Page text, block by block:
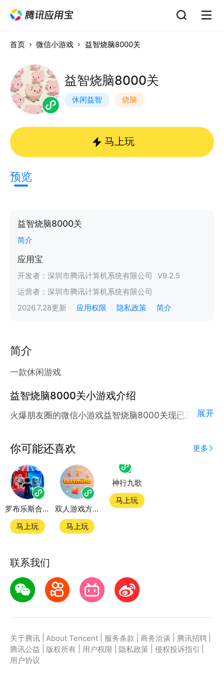
首页 微信小游戏 益智烧脑8000关
益智烧脑8000关
休闲益智 烧脑
马上玩
预览
益智烧脑8000关
简介
应用宝
开发者： 深圳市腾讯计算机系统有限公司 V9.2.5
运营者： 深圳市腾讯计算机系统有限公司
2026.7.28更新 应用权限 隐私政策 简介
简介
一款休闲游戏
益智烧脑8000关小游戏介绍
火爆朋友圈的微信小游戏益智烧脑8000关现已正式登
应用宝为腾讯官方游戏平台，收录海量正版授权的高热
度精品小游戏。直接搜索或者在小游戏 tab 发现热门
益智烧脑8000关小游戏双平台畅玩
官方授权，在电脑上和手机上双端都能直接畅玩微信小
游戏
第一步：点击下载应用宝客户端，第二步：一键登录，
第三步：直接拉起微信小游戏益智烧脑8000关畅玩
展开
你可能还喜欢 更多
罗布乐斯合集
马上玩
双人游戏方块
马上玩
神行九歌
马上玩
联系我们
关于腾讯 About Tencent 服务条款 商务洽谈 腾讯招聘
腾讯公益
版权所有 用户权限 隐私政策 侵权投诉指引
用户协议